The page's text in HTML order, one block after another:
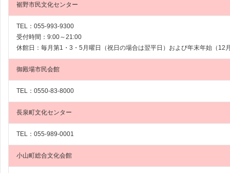
裾野市民文化センター
TEL：055-993-9300
受付時間：9:00～21:00
休館日：毎月第1・3・5月曜日（祝日の場合は翌平日）および年末年始（12
御殿場市民会館
TEL：0550-83-8000
長泉町文化センター
TEL：055-989-0001
小山町総合文化会館